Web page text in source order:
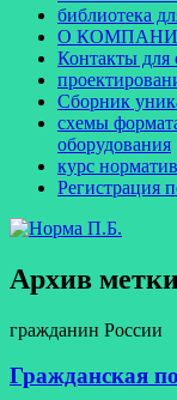
библиотека
О
Контакты для
Сборник
схемы
оборудования
курс
Регистрация
Архив
гражданин России
Гражданская